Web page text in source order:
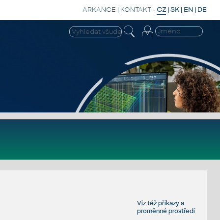
ARKANCE | KONTAKT- CZ |SK | EN | DE
Viz téžpříkazya
proměnné prostředí